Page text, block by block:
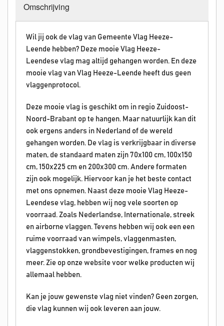
Omschrijving
Wil jij ook de vlag van Gemeente Vlag Heeze-
Leende hebben? Deze mooie Vlag Heeze-
Leendese vlag mag altijd gehangen worden. En deze
mooie vlag van Vlag Heeze-Leende heeft dus geen
vlaggenprotocol.
Deze mooie vlag is geschikt om in regio Zuidoost-
Noord-Brabant op te hangen. Maar natuurlijk kan dit
ook ergens anders in Nederland of de wereld
gehangen worden. De vlag is verkrijgbaar in diverse
maten, de standaard maten zijn 70x100 cm, 100x150
cm, 150x225 cm en 200x300 cm. Andere formaten
zijn ook mogelijk. Hiervoor kan je het beste contact
met ons opnemen. Naast deze mooie Vlag Heeze-
Leendese vlag, hebben wij nog vele soorten op
voorraad. Zoals Nederlandse, Internationale, streek
en airborne vlaggen. Tevens hebben wij ook een een
ruime voorraad van wimpels, vlaggenmasten,
vlaggenstokken, grondbevestigingen, frames en nog
meer. Zie op onze website voor welke producten wij
allemaal hebben.
Kan je jouw gewenste vlag niet vinden? Geen zorgen,
die vlag kunnen wij ook leveren aan jouw.